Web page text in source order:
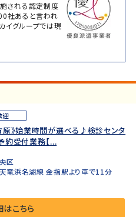
される認定制度
社あると言われ
イグループでは現
迎
原》始業時間が選べる♪検診センタ
約受付業務【...
区
竜浜名湖線 金指駅より車で11分
こちら